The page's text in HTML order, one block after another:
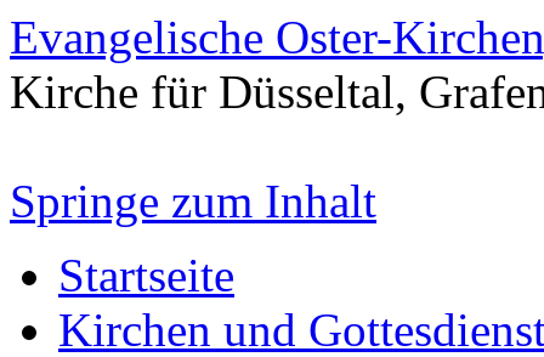
Evangelische Oster-
Kirche für Düsseltal,
Springe zum Inhalt
Startseite
Kirchen und